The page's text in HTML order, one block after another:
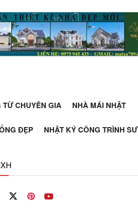
TỪ CHUYÊN GIA NHÀ MÁI NHẬT
ĐẸP NHẬT KÝ CÔNG TRÌNH SƯ